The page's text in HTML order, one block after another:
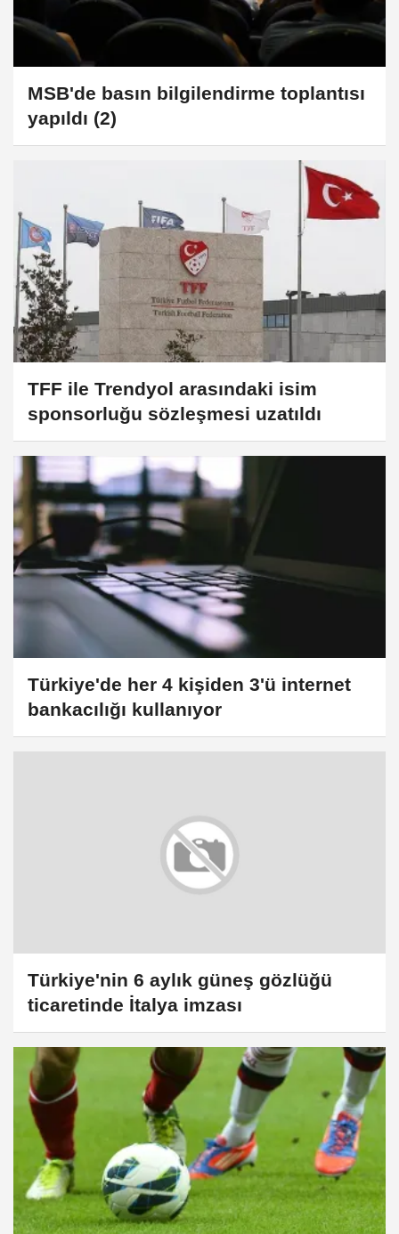
MSB'de basın bilgilendirme toplantısı
yapıldı (2)
TFF ile Trendyol arasındaki isim
sponsorluğu sözleşmesi uzatıldı
Türkiye'de her 4 kişiden 3'ü internet
bankacılığı kullanıyor
Türkiye'nin 6 aylık güneş gözlüğü
ticaretinde İtalya imzası